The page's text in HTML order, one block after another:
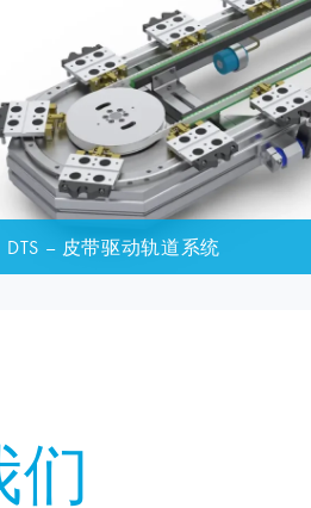
DTS – 皮带驱动轨道系统
们